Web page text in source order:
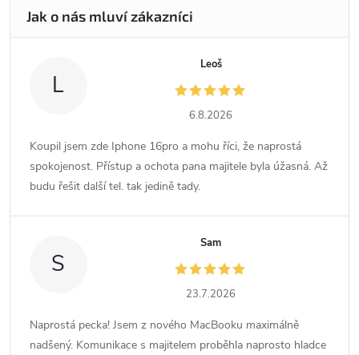
L
Leoš
6.8.2026
Koupil jsem zde Iphone 16pro a mohu říci, že naprostá
spokojenost. Přístup a ochota pana majitele byla úžasná. Až
budu řešit další tel. tak jedině tady.
S
Sam
23.7.2026
Naprostá pecka! Jsem z nového MacBooku maximálně
nadšený. Komunikace s majitelem proběhla naprosto hladce